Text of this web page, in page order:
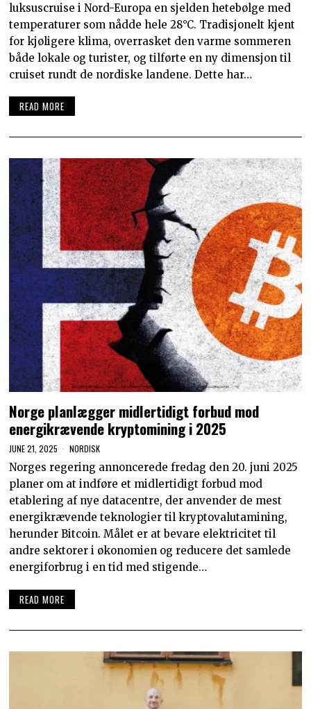
luksuscruise i Nord-Europa en sjelden hetebølge med
temperaturer som nådde hele 28°C. Tradisjonelt kjent
for kjøligere klima, overrasket den varme sommeren
både lokale og turister, og tilførte en ny dimensjon til
cruiset rundt de nordiske landene. Dette har…
READ MORE
Norge planlægger midlertidigt forbud mod
energikrævende kryptomining i 2025
JUNE 21, 2025 NORDISK
Norges regering annoncerede fredag den 20. juni 2025
planer om at indføre et midlertidigt forbud mod
etablering af nye datacentre, der anvender de mest
energikrævende teknologier til kryptovalutamining,
herunder Bitcoin. Målet er at bevare elektricitet til
andre sektorer i økonomien og reducere det samlede
energiforbrug i en tid med stigende…
READ MORE